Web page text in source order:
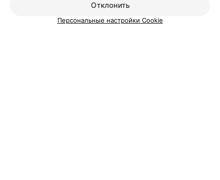
Отклонить
Персональные настройки Cookie